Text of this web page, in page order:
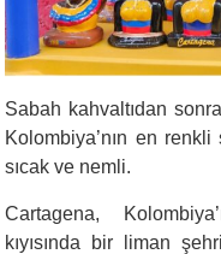
Sabah kahvaltıdan
Kolombiya’nın en
sıcak ve nemli.
Cartagena,
kıyısında bir liman